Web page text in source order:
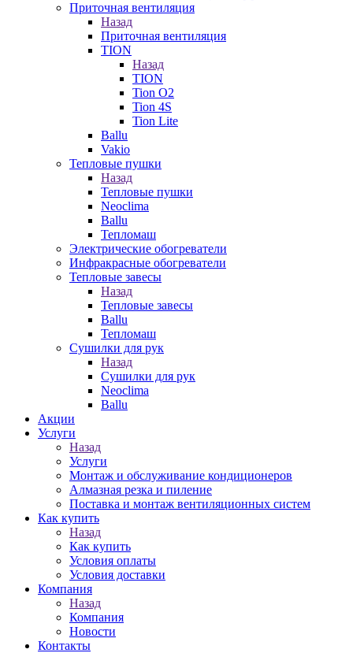
Приточная вентиляция
Назад
Приточная вентиляция
TION
Назад
TION
Tion O2
Tion 4S
Tion Lite
Ballu
Vakio
Тепловые пушки
Назад
Тепловые пушки
Neoclima
Ballu
Тепломаш
Электрические обогреватели
Инфракрасные обогреватели
Тепловые завесы
Назад
Тепловые завесы
Ballu
Тепломаш
Сушилки для рук
Назад
Сушилки для рук
Neoclima
Ballu
Акции
Услуги
Назад
Услуги
Монтаж и обслуживание кондиционеров
Алмазная резка и пиление
Поставка и монтаж вентиляционных систем
Как купить
Назад
Как купить
Условия оплаты
Условия доставки
Компания
Назад
Компания
Новости
Контакты